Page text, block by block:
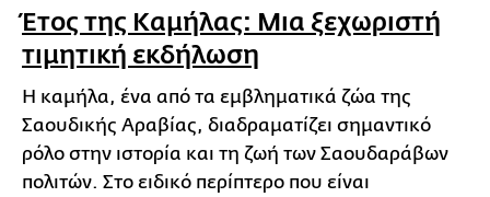
Έτος της Καμήλας: Μια ξεχωριστή
τιμητική εκδήλωση
Η καμήλα, ένα από τα εμβληματικά ζώα της
Σαουδικής Αραβίας, διαδραματίζει σημαντικό
ρόλο στην ιστορία και τη ζωή των Σαουδαράβων
πολιτών. Στο ειδικό περίπτερο που είναι